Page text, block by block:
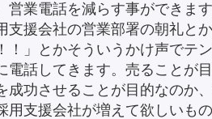
営業電話を減らす事ができます
援会社の営業部署の朝礼とか
！」とかそういうかけ声でテ
電話してきます。売ることが
成功させることが目的なのか
用支援会社が増えて欲しいも